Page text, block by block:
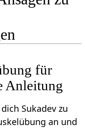
für
Anleitung
Sukadev zu
an und